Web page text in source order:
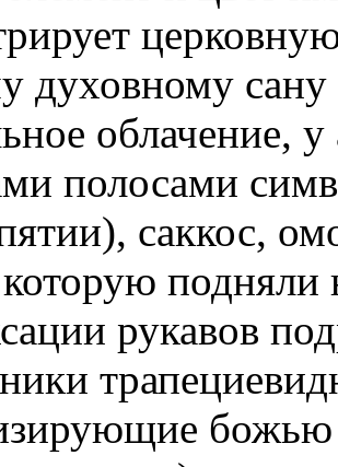
духовному сану
облачение,
полосами
саккос,
подняли
рукавов
божью